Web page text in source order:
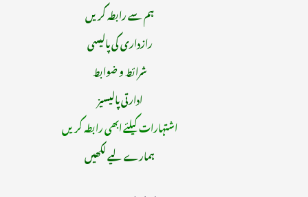
ہم سے رابطہ کریں
رازداری کی پالیسی
شرائط و ضوابط
ادارتی پالیسیز
اشتہارات کیلئے ابھی رابطہ کریں
ہمارے لیے لکھیں